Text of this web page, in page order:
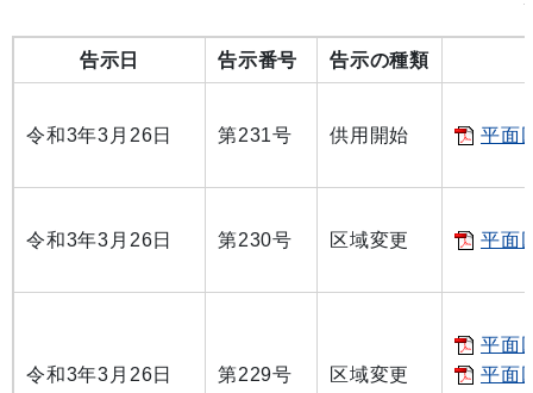
告示日 告示番号 告示の種類
令和3年3月26日 第231号 供用開始 平面
令和3年3月26日 第230号 区域変更 平面
令和3年3月26日 第229号 区域変更
平面
平面